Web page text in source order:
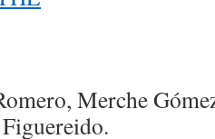
Merche